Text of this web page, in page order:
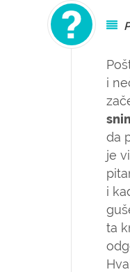
i
da
je
i
ta